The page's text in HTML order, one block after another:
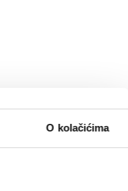
O kolačićima